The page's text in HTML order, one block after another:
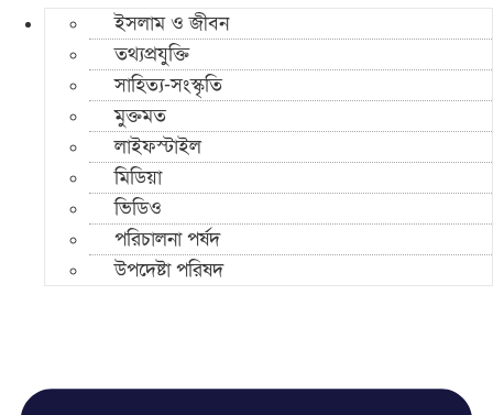
ইসলাম ও জীবন
তথ্যপ্রযুক্তি
সাহিত্য-সংস্কৃতি
মুক্তমত
লাইফস্টাইল
মিডিয়া
ভিডিও
পরিচালনা পর্ষদ
উপদেষ্টা পরিষদ